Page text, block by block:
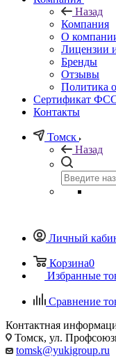
Назад
Компания
О
Лицензии
Бренды
Отзывы
Политика
Сертификат
Контакты
Томск
Назад
Личный
Корзина0
Избранные
Сравнение
Контактная
Томск, ул.
tomsk@yukigroup.ru